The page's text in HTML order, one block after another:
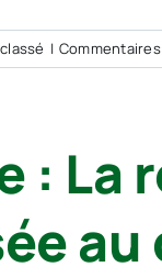
|
: La
au